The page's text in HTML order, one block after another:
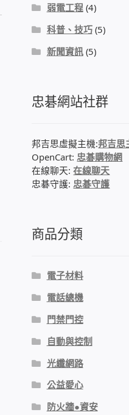
弱電工程(4)
科普、技巧(5)
新聞資訊(5)
忠碁網站社群
邦吉思虛擬主機:邦吉思
OpenCart: 忠碁購物網
在線聊天:在線聊天
忠碁守護: 忠碁守護
商品分類
電子材料
電話總機
門禁門控
自動與控制
光纖網路
公益愛心
防火牆●資安